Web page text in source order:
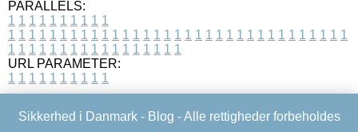
PARALLELS:
1 1 1 1 1 1 1 1 1 1
1 1 1 1 1 1 1 1 1 1 1 1 1 1 1 1 1 1 1 1 1 1 1 1 1 1 1 1 1 1 1 1 1
1 1 1 1 1 1 1 1 1 1 1 1 1 1 1 1 1
URL PARAMETER:
1 1 1 1 1 1 1 1 1 1
Sikkerhed i Danmark - Blog - Alle rettigheder forbeholdes